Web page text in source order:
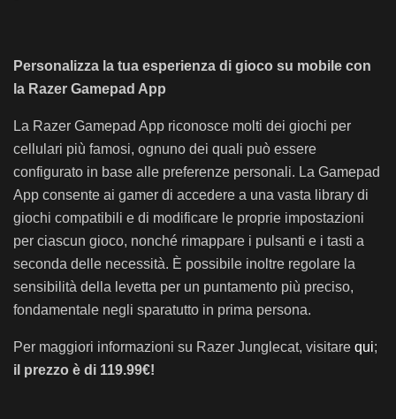
Personalizza la tua esperienza di gioco su mobile con
la Razer Gamepad App
La Razer Gamepad App riconosce molti dei giochi per
cellulari più famosi, ognuno dei quali può essere
configurato in base alle preferenze personali. La Gamepad
App consente ai gamer di accedere a una vasta library di
giochi compatibili e di modificare le proprie impostazioni
per ciascun gioco, nonché rimappare i pulsanti e i tasti a
seconda delle necessità. È possibile inoltre regolare la
sensibilità della levetta per un puntamento più preciso,
fondamentale negli sparatutto in prima persona.
Per maggiori informazioni su Razer Junglecat, visitare qui;
il prezzo è di 119.99€!